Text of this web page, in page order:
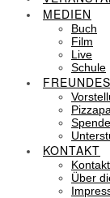
MEDIEN
Buch
Film
Live
Schule
KONTAKT
Über